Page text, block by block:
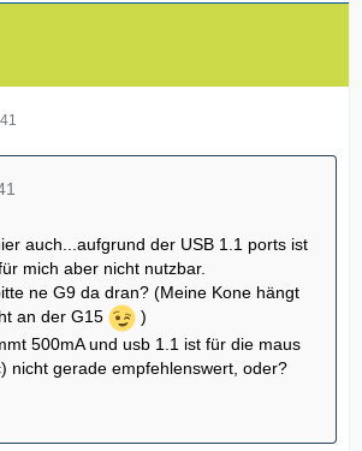
auch...aufgrund der USB 1.1 ports ist
mich aber nicht nutzbar.
ne G9 da dran? (Meine Kone hängt
an der G15
)
500mA und usb 1.1 ist für die maus
nicht gerade empfehlenswert, oder?